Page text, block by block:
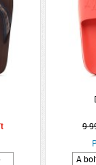
9
A